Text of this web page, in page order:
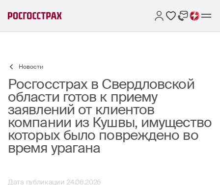
Новости
Росгосстрах в Свердловской
области готов к приему
заявлений от клиентов
компании из Кушвы, имущество
которых было повреждено во
время урагана
Дата публикации 24.06.2026